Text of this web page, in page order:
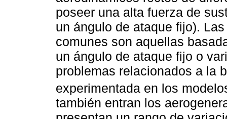
poseer una alta fuerza de
un ángulo de ataque fijo).
comunes son aquellas
un ángulo de ataque fijo o
problemas relacionados a la
experimentada en los
también entran los